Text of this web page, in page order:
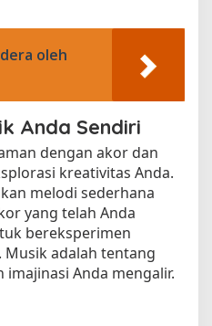
oleh
Anda Sendiri
dengan akor dan
kreativitas Anda.
melodi sederhana
yang telah Anda
bereksperimen
adalah tentang
Anda mengalir.